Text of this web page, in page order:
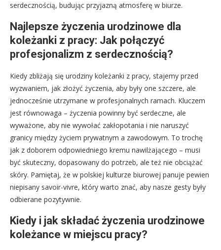
serdecznością, budując przyjazną atmosferę w biurze.
Najlepsze życzenia urodzinowe dla
koleżanki z pracy: Jak połączyć
profesjonalizm z serdecznością?
Kiedy zbliżają się urodziny koleżanki z pracy, stajemy przed
wyzwaniem, jak złożyć życzenia, aby były one szczere, ale
jednocześnie utrzymane w profesjonalnych ramach. Kluczem
jest równowaga – życzenia powinny być serdeczne, ale
wyważone, aby nie wywołać zakłopotania i nie naruszyć
granicy między życiem prywatnym a zawodowym. To trochę
jak z doborem odpowiedniego kremu nawilżającego – musi
być skuteczny, dopasowany do potrzeb, ale też nie obciążać
skóry. Pamiętaj, że w polskiej kulturze biurowej panuje pewien
niepisany savoir-vivre, który warto znać, aby nasze gesty były
odbierane pozytywnie.
Kiedy i jak składać życzenia urodzinowe
koleżance w miejscu pracy?